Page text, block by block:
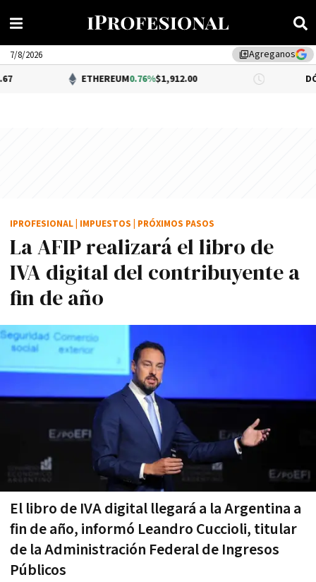
library_addAgreganos
7/8/2026
ETHEREUM 0.76%$1,912.00 DÓLAR BNA
La AFIP realizará el libro de
IVA digital del contribuyente a
fin de año
El libro de IVA digital llegará a la Argentina a
fin de año, informó Leandro Cuccioli, titular
de la Administración Federal de Ingresos
Públicos
IPROFESIONAL IMPUESTOS PRÓXIMOS PASOS